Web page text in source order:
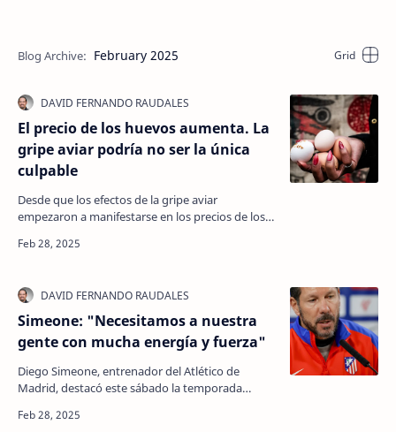
February 2025
El precio de los huevos aumenta. La
gripe aviar podría no ser la única
culpable
Desde que los efectos de la gripe aviar
empezaron a manifestarse en los precios de los
ariete polít…
Simeone: "Necesitamos a nuestra
gente con mucha energía y fuerza"
Diego Simeone, entrenador del Atlético de
Madrid, destacó este sábado la temporada
es…